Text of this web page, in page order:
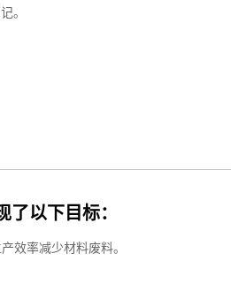
。
了以下目标：
效率减少材料废料。